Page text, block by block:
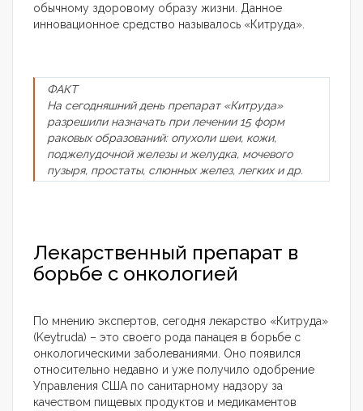
обычному здоровому образу жизни. Данное
инновационное средство называлось «Китруда».
ФАКТ
На сегодняшний день препарат «Китруда»
разрешили назначать при лечении 15 форм
раковых образований: опухоли шеи, кожи,
поджелудочной железы и желудка, мочевого
пузыря, простаты, слюнных желез, легких и др.
Лекарственный препарат в
борьбе с онкологией
По мнению экспертов, сегодня лекарство «Китруда»
(Keytruda) – это своего рода панацея в борьбе с
онкологическими заболеваниями. Оно появился
относительно недавно и уже получило одобрение
Управления США по санитарному надзору за
качеством пищевых продуктов и медикаментов